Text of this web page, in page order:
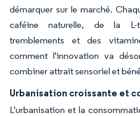
démarquer sur le marché.
caféine naturelle, de la L-
tremblements et des
comment l'innovation va
combiner attrait sensoriel et
Urbanisation croissante et
L'urbanisation et la